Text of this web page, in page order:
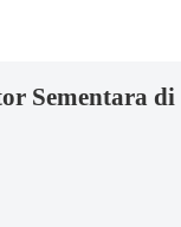
Sementara di